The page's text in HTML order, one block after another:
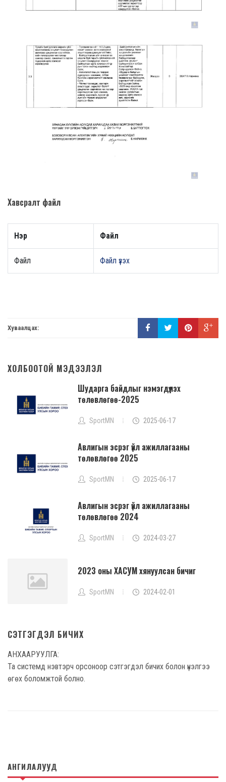
Хавсралт файл
Нэр Файл
Файл Файл үзэх
Хуваалцах:
ХОЛБООТОЙ МЭДЭЭЛЭЛ
Шударга байдлыг нэмэгдүүлэх
төлөвлөгөө-2025
SportMN 2025-06-17
Авлигын эсрэг үйл ажиллагааны
төлөвлөгөө 2025
SportMN 2025-06-17
Авлигын эсрэг үйл ажиллагааны
төлөвлөгөө 2024
SportMN 2024-03-27
2023 оны ХАСУМ хянуулсан бичиг
SportMN 2024-02-01
СЭТГЭГДЭЛ БИЧИХ
АНХААРУУЛГА:
Та системд нэвтэрч орсоноор сэтгэгдэл бичих болон үнэлгээ
өгөх боломжтой болно.
АНГИЛАЛУУД